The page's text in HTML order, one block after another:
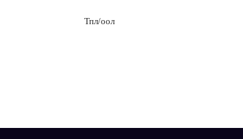
Тпл/оол